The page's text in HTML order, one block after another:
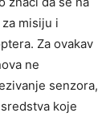
misiju i
Za ovakav
ne
senzora,
koje